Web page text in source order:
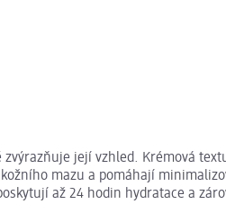
její vzhled. Krémová
mazu a pomáhají
až 24 hodin hydratace a